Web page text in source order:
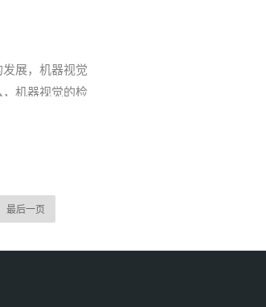
展，机器视觉
机器视觉的检
最后一页